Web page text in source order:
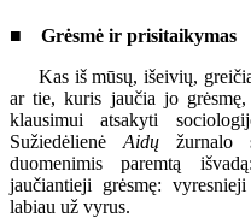
■ Grėsmė ir prisitaikymas
Kas iš mūsų, išeivių,
ar tie, kuris jaučia jo
klausimui atsakyti
Sužiedėlienė Aidų žurnalo
duomenimis paremtą
jaučiantieji grėsmę:
labiau už vyrus.